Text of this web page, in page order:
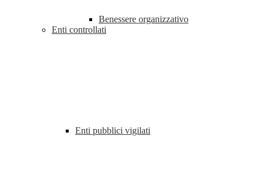
Benessere organizzativo
Enti controllati
Enti pubblici vigilati